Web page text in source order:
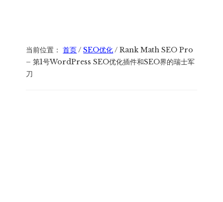
当前位置：首页/ SEO优化/ Rank Math SEO Pro
– 第1号WordPress SEO优化插件和SEO界的瑞士军
刀